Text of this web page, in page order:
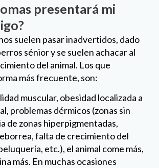
presentará mi
suelen pasar inadvertidos, dado
sénior y se suelen achacar al
del animal. Los que
más frecuente, son:
muscular, obesidad localizada a
problemas dérmicos (zonas sin
de zonas hiperpigmentadas,
falta de crecimiento del
etc.), el animal come más,
más. En muchas ocasiones